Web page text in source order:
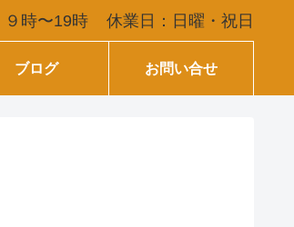
時〜19時 休業日：日曜・祝日
ブログ お問い合せ